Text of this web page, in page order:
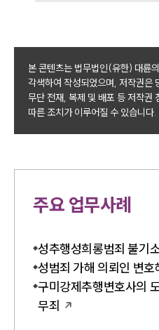
대륜법
대륜법률
본 콘텐츠는 법무법인(유한) 대륜
각색하여 작성되었으며, 저작권은
무단 전재, 복제 및 배포 등 저작권
따른 조치가 이루어질 수 있습니다.
주요 업무사례
성추행성희롱범죄 불기
성범죄 가해 의뢰인 변
구미강제추행변호사의
무죄